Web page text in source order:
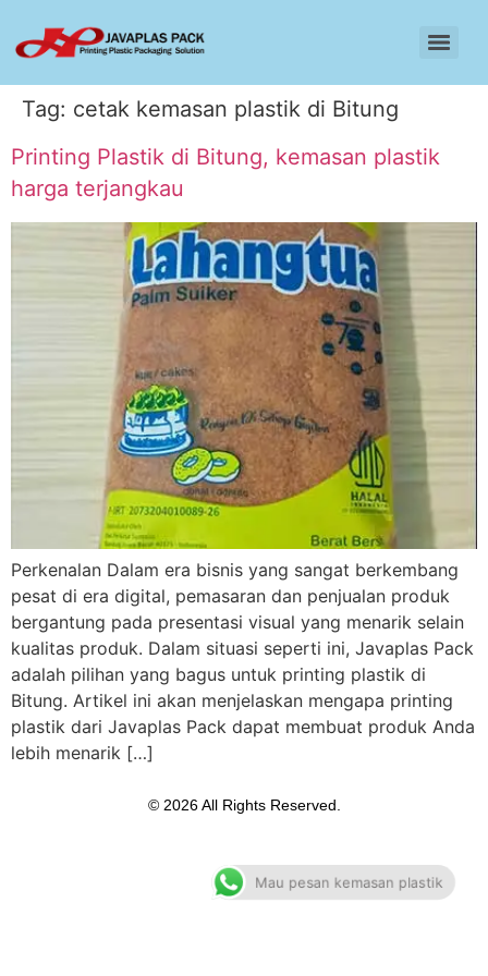
Tag: cetak kemasan plastik di Bitung
Printing Plastik di Bitung, kemasan plastik
harga terjangkau
Perkenalan Dalam era bisnis yang sangat berkembang
pesat di era digital, pemasaran dan penjualan produk
bergantung pada presentasi visual yang menarik selain
kualitas produk. Dalam situasi seperti ini, Javaplas Pack
adalah pilihan yang bagus untuk printing plastik di
Bitung. Artikel ini akan menjelaskan mengapa printing
plastik dari Javaplas Pack dapat membuat produk Anda
lebih menarik […]
© 2026 All Rights Reserved.
Mau pesan kemasan plastik